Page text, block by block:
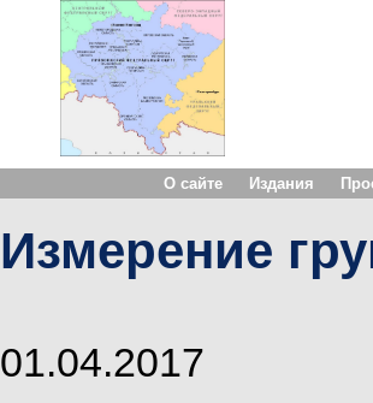
О сайте Издания
Измерение
01.04.2017